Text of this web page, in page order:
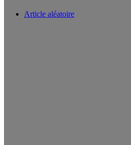
Article aléatoire